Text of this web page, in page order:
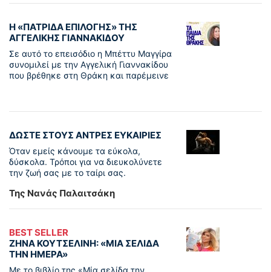
Η «ΠΑΤΡΊΔΑ ΕΠΙΛΟΓΉΣ» ΤΗΣ
ΑΓΓΕΛΙΚΉΣ ΓΙΑΝΝΑΚΊΔΟΥ
Σε αυτό το επεισόδιο η Μπέττυ Μαγγίρα
συνομιλεί με την Αγγελική Γιαννακίδου
που βρέθηκε στη Θράκη και παρέμεινε
ΔΩΣΤΕ ΣΤΟΥΣ ΑΝΤΡΕΣ ΕΥΚΑΙΡΙΕΣ
Όταν εμείς κάνουμε τα εύκολα,
δύσκολα. Τρόποι για να διευκολύνετε
την ζωή σας με το ταίρι σας.
Της Νανάς Παλαιτσάκη
BEST SELLER
ΖΗΝΑ ΚΟΥΤΣΕΛΙΝΗ: «ΜΙΑ ΣΕΛΙΔΑ
ΤΗΝ ΗΜΕΡΑ»